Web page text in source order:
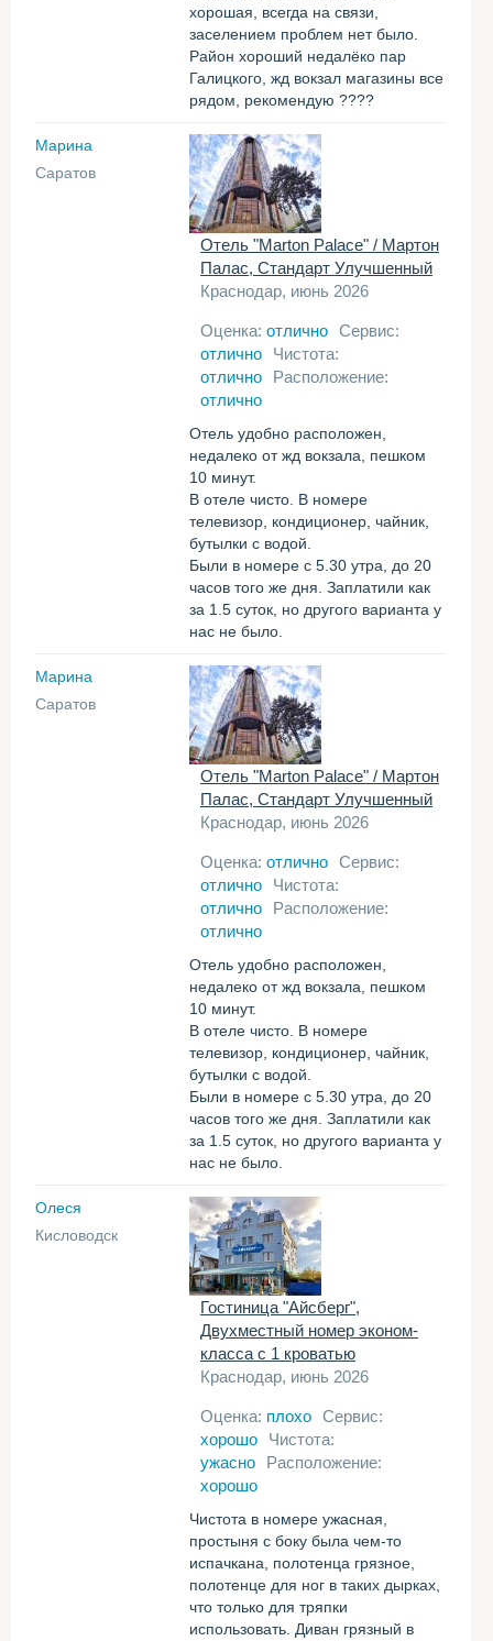
хорошая, всегда на связи,
заселением проблем нет было.
Район хороший недалёко пар
Галицкого, жд вокзал магазины все
рядом, рекомендую ????
Марина
Саратов
Отель "Marton Palace" / Мартон
Палас, Стандарт Улучшенный
Краснодар, июнь 2026
Оценка: отлично Сервис:
отлично
Чистота:
отлично
Расположение:
отлично
Отель удобно расположен,
недалеко от жд вокзала, пешком
10 минут.
В отеле чисто. В номере
телевизор, кондиционер, чайник,
бутылки с водой.
Были в номере с 5.30 утра, до 20
часов того же дня. Заплатили как
за 1.5 суток, но другого варианта у
нас не было.
Марина
Саратов
Отель "Marton Palace" / Мартон
Палас, Стандарт Улучшенный
Краснодар, июнь 2026
Оценка: отлично Сервис:
отлично
Чистота:
отлично
Расположение:
отлично
Отель удобно расположен,
недалеко от жд вокзала, пешком
10 минут.
В отеле чисто. В номере
телевизор, кондиционер, чайник,
бутылки с водой.
Были в номере с 5.30 утра, до 20
часов того же дня. Заплатили как
за 1.5 суток, но другого варианта у
нас не было.
Олеся
Кисловодск
Гостиница "Айсберг",
Двухместный номер эконом-
класса с 1 кроватью
Краснодар, июнь 2026
Оценка: плохо Сервис:
хорошо
Чистота:
ужасно
Расположение:
хорошо
Чистота в номере ужасная,
простыня с боку была чем-то
испачкана, полотенца грязное,
полотенце для ног в таких дырках,
что только для тряпки
использовать. Диван грязный в